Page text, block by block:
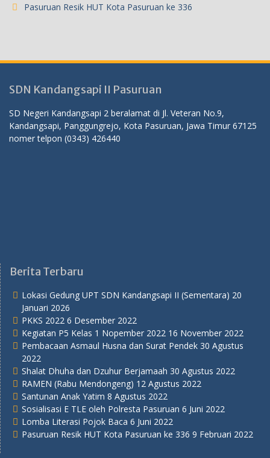
Pasuruan Resik HUT Kota Pasuruan ke 336
SDN Kandangsapi II Pasuruan
SD Negeri Kandangsapi 2 beralamat di Jl. Veteran No.9,
Kandangsapi, Panggungrejo, Kota Pasuruan, Jawa Timur 67125
nomer telpon (0343) 426440
Berita Terbaru
Lokasi Gedung UPT SDN Kandangsapi II (Sementara) 20
Januari 2026
PKKS 2022 6 Desember 2022
Kegiatan P5 Kelas 1 Nopember 2022 16 November 2022
Pembacaan Asmaul Husna dan Surat Pendek 30 Agustus
2022
Shalat Dhuha dan Dzuhur Berjamaah 30 Agustus 2022
RAMEN (Rabu Mendongeng) 12 Agustus 2022
Santunan Anak Yatim 8 Agustus 2022
Sosialisasi E TLE oleh Polresta Pasuruan 6 Juni 2022
Lomba Literasi Pojok Baca 6 Juni 2022
Pasuruan Resik HUT Kota Pasuruan ke 336 9 Februari 2022